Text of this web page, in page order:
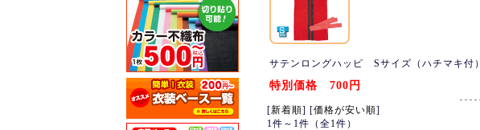
サテンロングハッピ Sサイズ（ハチマキ付）
特別価格 700円
[新着順] [価格が安い順]
1件～1件（全1件）